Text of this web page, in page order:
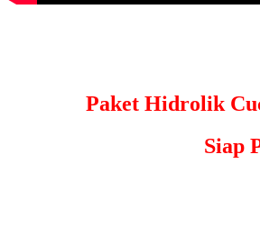
Paket Hidrolik
Siap